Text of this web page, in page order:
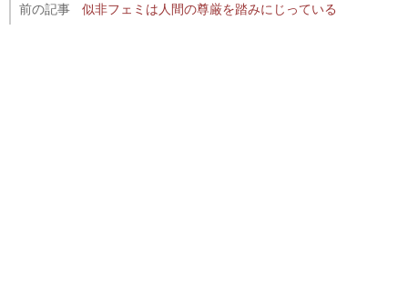
前の記事
似非フェミは人間の尊厳を踏みにじっている